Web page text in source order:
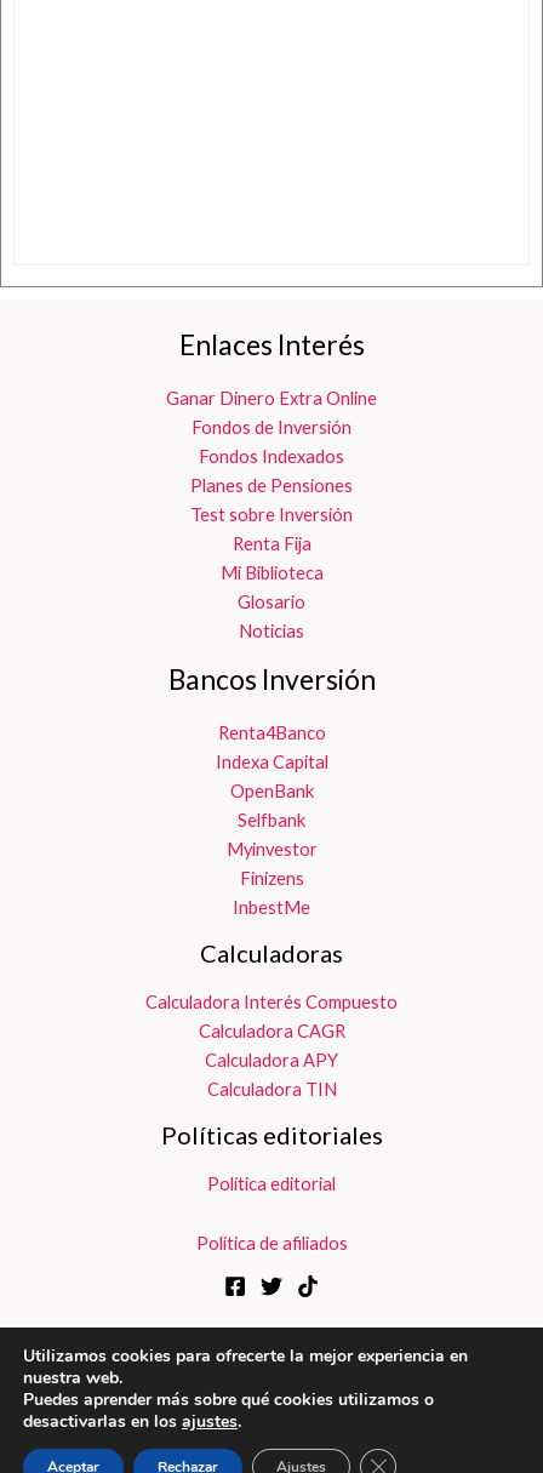
Enlaces Interés
Ganar Dinero Extra Online
Fondos de Inversión
Fondos Indexados
Planes de Pensiones
Test sobre Inversión
Renta Fija
Mi Biblioteca
Glosario
Noticias
Bancos Inversión
Renta4Banco
Indexa Capital
OpenBank
Selfbank
Myinvestor
Finizens
InbestMe
Calculadoras
Calculadora Interés Compuesto
Calculadora CAGR
Calculadora APY
Calculadora TIN
Políticas editoriales
Política editorial
Política de afiliados
Copyright © 2026
Políticas de Privacidad
Utilizamos cookies para ofrecerte la mejor experiencia en
nuestra web.
Puedes aprender más sobre qué cookies utilizamos o
desactivarlas en los ajustes.
Aceptar Rechazar Ajustes Cerrar el banner de